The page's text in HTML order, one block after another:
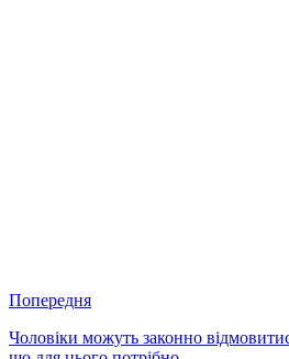
Попередня
Чоловіки можуть законно